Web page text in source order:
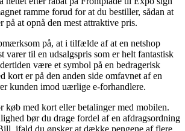
ramme forud for at du bestiller, sådan at
på at opnå den mest attraktive pris.
på, at i tilfælde af at en netshop
varer til en udsalgspris som er helt fantastisk
være et symbol på en bedragerisk
kort er på den anden side omfavnet af en
kunden imod uærlige e-forhandlere.
køb med kort eller betalinger med mobilen.
bør du drage fordel af en afdragsordning
ifald du ønsker at dække pengene af flere